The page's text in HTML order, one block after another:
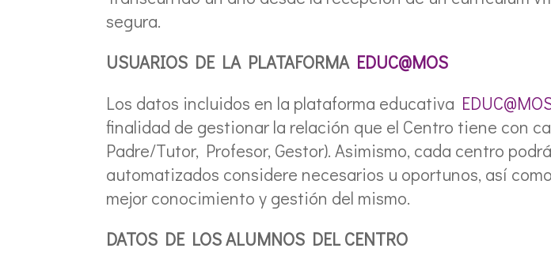
segura.
USUARIOS DE LA PLATAFORMA EDUC@MOS
Los datos incluidos en la plataforma educativa
finalidad de gestionar la relación que el Centro tiene con
Padre/Tutor, Profesor, Gestor). Asimismo, cada centro
automatizados considere necesarios u oportunos, así
mejor conocimiento y gestión del mismo.
DATOS DE LOS ALUMNOS DEL CENTRO